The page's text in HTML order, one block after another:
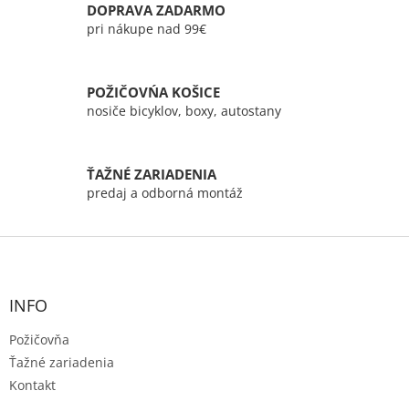
DOPRAVA ZADARMO
pri nákupe nad 99€
POŽIČOVŃA KOŠICE
nosiče bicyklov, boxy, autostany
ŤAŽNÉ ZARIADENIA
predaj a odborná montáž
Z
INFO
Požičovňa
Ťažné zariadenia
Kontakt